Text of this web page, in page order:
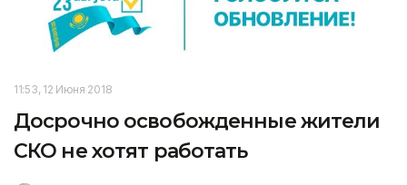
11:53, 12 Июня 2018
Досрочно освобожденные жители
СКО не хотят работать